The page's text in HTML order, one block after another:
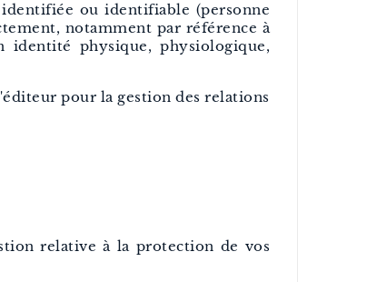
ou identifiable (personne
notamment par référence à
physique, physiologique,
pour la gestion des relations
relative à la protection de vos